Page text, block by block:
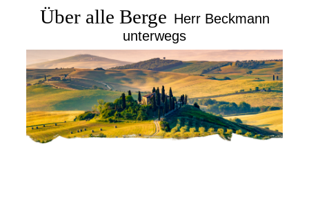
Über alle Berge Herr Beckmann
unterwegs